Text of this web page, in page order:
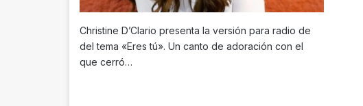
Christine D’Clario presenta la versión para radio de
del tema «Eres tú». Un canto de adoración con el
que cerró…